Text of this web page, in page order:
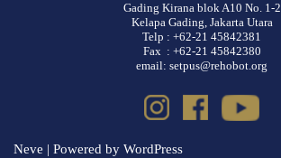
Gading Kirana blok A10 No. 1-2
Kelapa Gading, Jakarta Utara
Telp : +62-21 45842381
Fax : +62-21 45842380
email: setpus@rehobot.org
Neve | Powered by WordPress